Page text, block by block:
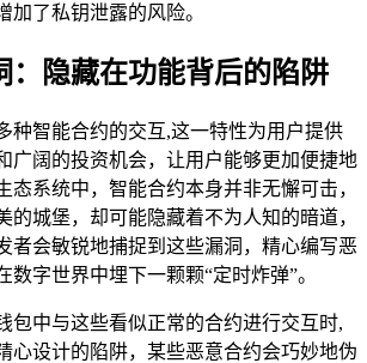
加了私钥泄露的风险。
：隐藏在功能背后的陷阱
种智能合约的交互,这一特性为用户提供
广阔的投资机会，让用户能够更加便捷地
态系统中，智能合约本身并非无懈可击，
的城堡，却可能隐藏着不为人知的暗道，
者会敏锐地捕捉到这些漏洞，精心编写恶
数字世界中埋下一颗颗“定时炸弹”。
包中与这些看似正常的合约进行交互时,
心设计的陷阱，某些恶意合约会巧妙地伪